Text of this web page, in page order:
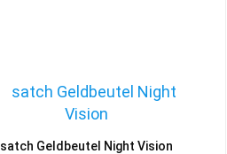
satch Geldbeutel Night Vision